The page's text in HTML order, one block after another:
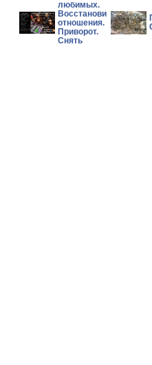
любимых.
Восстановить
отношения.
Приворот.
Снять